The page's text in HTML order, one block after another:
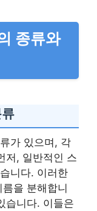
종류와
가 있으며, 각
저, 일반적인 스
니다. 이러한
을 분해합니
습니다. 이들은